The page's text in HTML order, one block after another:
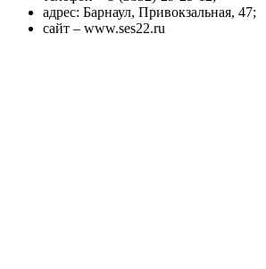
адрес: Барнаул, Привокзальная, 47;
сайт – www.ses22.ru